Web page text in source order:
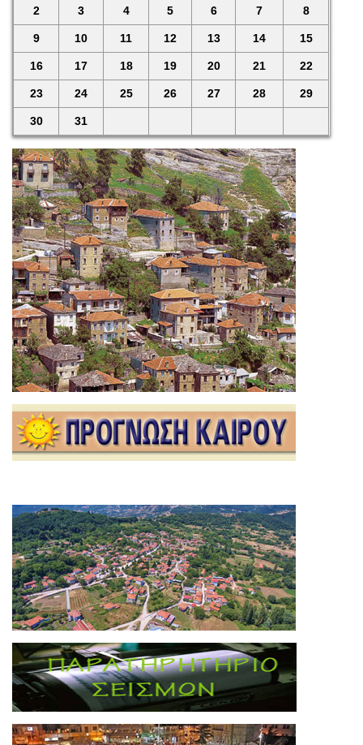
2 3 4 5 6 7 8
9 10 11 12 13 14 15
16 17 18 19 20 21 22
23 24 25 26 27 28 29
30 31